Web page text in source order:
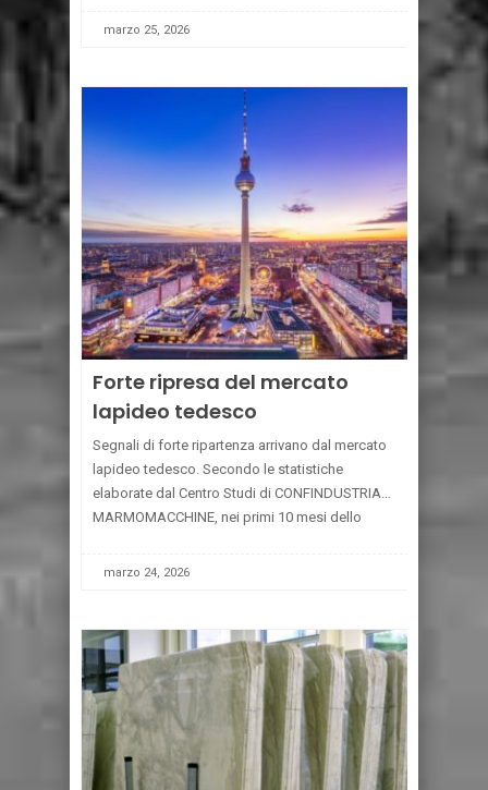
rappresenta il principale momento di confronto
marzo 25, 2026
Forte ripresa del mercato
lapideo tedesco
Segnali di forte ripartenza arrivano dal mercato
lapideo tedesco. Secondo le statistiche
elaborate dal Centro Studi di CONFINDUSTRIA
MARMOMACCHINE, nei primi 10 mesi dello
naturali della Germania ha infatti fatto registrare
marzo 24, 2026